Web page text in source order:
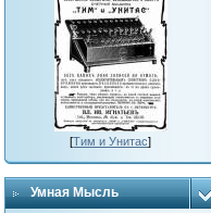
[Тим и Унитас]
Умная Мысль